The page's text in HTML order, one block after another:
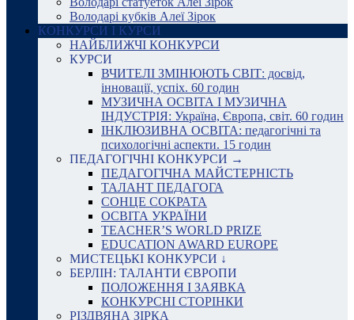
Володарі кубків Алеї Зірок
КОНКУРСИ І КУРСИ
НАЙБЛИЖЧІ КОНКУРСИ
КУРСИ
ВЧИТЕЛІ ЗМІНЮЮТЬ СВІТ: досвід,
інновації, успіх. 60 годин
МУЗИЧНА ОСВІТА І МУЗИЧНА
ІНДУСТРІЯ: Україна, Європа, світ. 60 годин
ІНКЛЮЗИВНА ОСВІТА: педагогічні та
психологічні аспекти. 15 годин
ПЕДАГОГІЧНІ КОНКУРСИ →
ПЕДАГОГІЧНА МАЙСТЕРНІСТЬ
ТАЛАНТ ПЕДАГОГА
СОНЦЕ СОКРАТА
ОСВІТА УКРАЇНИ
TEACHER’S WORLD PRIZE
EDUCATION AWARD EUROPE
МИСТЕЦЬКІ КОНКУРСИ ↓
БЕРЛІН: ТАЛАНТИ ЄВРОПИ
ПОЛОЖЕННЯ І ЗАЯВКА
КОНКУРСНІ СТОРІНКИ
РІЗДВЯНА ЗІРКА